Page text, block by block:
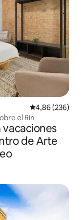
Calificación
4,86 (236)
el Rin
de Arte